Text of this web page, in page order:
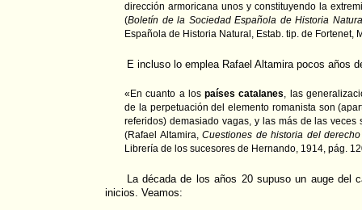
dirección armoricana unos y constituyendo la
(Boletín de la Sociedad Española de Historia
Española de Historia Natural, Estab. tip. de Fortenet,
E incluso lo emplea Rafael Altamira pocos años
«En cuanto a lospaíses catalanes, las
de la perpetuación del elemento romanista son
referidos) demasiado vagas, y las más de las veces
(Rafael Altamira, Cuestiones de historia del
Librería de los sucesores de Hernando, 1914, pág.
La década de los años 20 supuso un auge del
inicios. Veamos: